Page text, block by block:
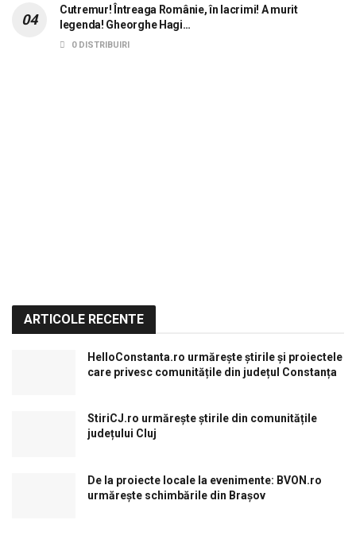
Cutremur! Întreaga Românie, în lacrimi! A murit
legenda! Gheorghe Hagi…
0 DISTRIBUIRI
ARTICOLE RECENTE
HelloConstanta.ro urmărește știrile și proiectele
care privesc comunitățile din județul Constanța
StiriCJ.ro urmărește știrile din comunitățile
județului Cluj
De la proiecte locale la evenimente: BVON.ro
urmărește schimbările din Brașov